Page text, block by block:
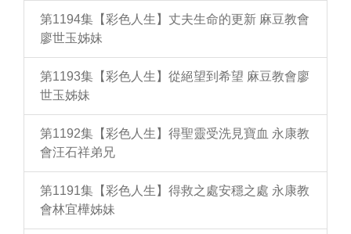
第1194集【彩色人生】丈夫生命的更新 麻豆教會
廖世玉姊妹
第1193集【彩色人生】從絕望到希望 麻豆教會廖
世玉姊妹
第1192集【彩色人生】得聖靈受洗見寶血 永康教
會汪石祥弟兄
第1191集【彩色人生】得救之處安穩之處 永康教
會林宜樺姊妹